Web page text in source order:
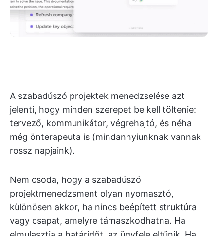
A szabadúszó projektek menedzselése azt
jelenti, hogy minden szerepet be kell töltenie:
tervező, kommunikátor, végrehajtó, és néha
még önterapeuta is (mindannyiunknak vannak
rossz napjaink).
Nem csoda, hogy a szabadúszó
projektmenedzsment olyan nyomasztó,
különösen akkor, ha nincs beépített struktúra
vagy csapat, amelyre támaszkodhatna. Ha